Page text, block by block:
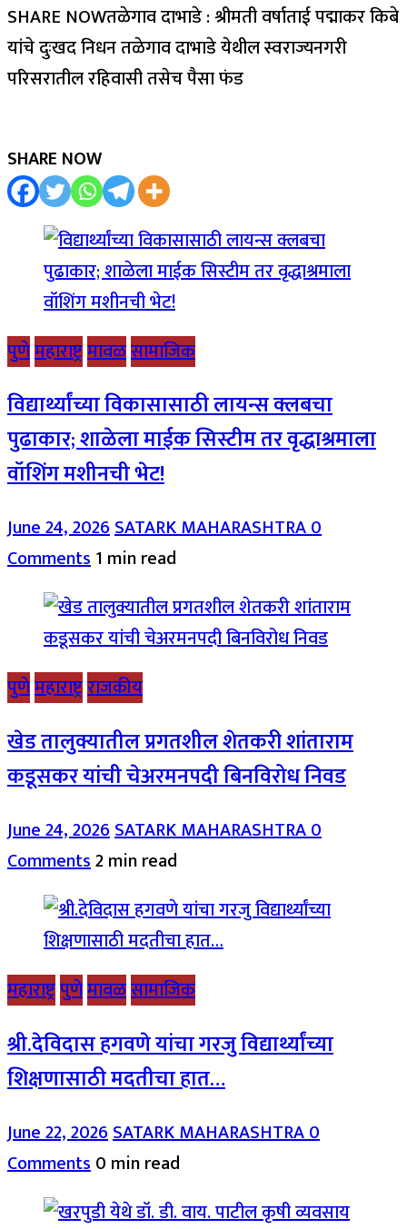
SHARE NOWतळेगाव दाभाडे : श्रीमती वर्षाताई पद्माकर किबे
यांचे दुःखद निधन तळेगाव दाभाडे येथील स्वराज्यनगरी
परिसरातील रहिवासी तसेच पैसा फंड
SHARE NOW
पुणेमहाराष्ट्रमावळसामाजिक
विद्यार्थ्यांच्या विकासासाठी लायन्स क्लबचा
पुढाकार; शाळेला माईक सिस्टीम तर वृद्धाश्रमाला
वॉशिंग मशीनची भेट!
June 24, 2026SATARK MAHARASHTRA0
Comments1 min read
पुणेमहाराष्ट्रराजकीय
खेड तालुक्यातील प्रगतशील शेतकरी शांताराम
कडूसकर यांची चेअरमनपदी बिनविरोध निवड
June 24, 2026SATARK MAHARASHTRA0
Comments2 min read
महाराष्ट्रपुणेमावळसामाजिक
श्री.देविदास हगवणे यांचा गरजु विद्यार्थ्यांच्या
शिक्षणासाठी मदतीचा हात…
June 22, 2026SATARK MAHARASHTRA0
Comments0 min read